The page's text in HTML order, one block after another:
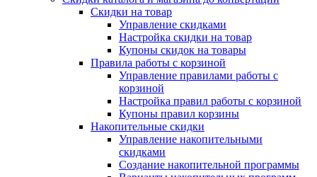
Скидки на товар
Управление скидками
Настройка скидки на товар
Купоны скидок на товары
Правила работы с корзиной
Управление правилами работы с
корзиной
Настройка правил работы с корзиной
Купоны правил корзины
Накопительные скидки
Управление накопительными
скидками
Создание накопительной программы